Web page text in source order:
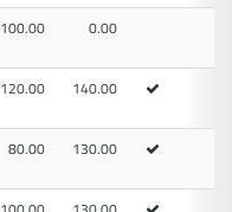
100.00 0.00
120.00 140.00
80.00 130.00